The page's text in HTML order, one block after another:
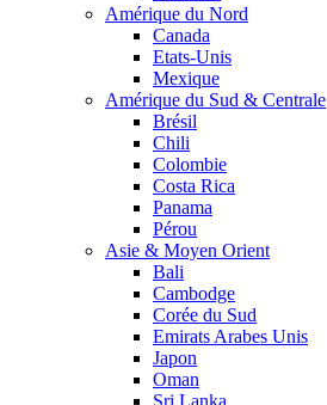
Amérique du Nord
Canada
Etats-Unis
Mexique
Amérique du Sud & Centrale
Brésil
Chili
Colombie
Costa Rica
Panama
Pérou
Asie & Moyen Orient
Bali
Cambodge
Corée du Sud
Emirats Arabes Unis
Japon
Oman
Sri Lanka